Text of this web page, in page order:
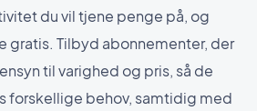
du vil tjene penge på, og
gratis. Tilbyd abonnementer, der
til varighed og pris, så de
forskellige behov, samtidig med